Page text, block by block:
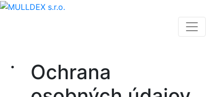
Ochrana